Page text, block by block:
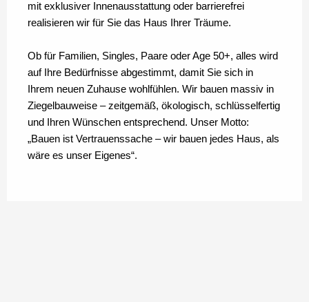
mit exklusiver Innenausstattung oder barrierefrei
realisieren wir für Sie das Haus Ihrer Träume.
Ob für Familien, Singles, Paare oder Age 50+, alles wird
auf Ihre Bedürfnisse abgestimmt, damit Sie sich in
Ihrem neuen Zuhause wohlfühlen. Wir bauen massiv in
Ziegelbauweise – zeitgemäß, ökologisch, schlüsselfertig
und Ihren Wünschen entsprechend. Unser Motto:
„Bauen ist Vertrauenssache – wir bauen jedes Haus, als
wäre es unser Eigenes“.